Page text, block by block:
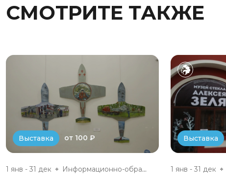
СМОТРИТЕ ТАКЖЕ
Выставка от 100 ₽
1 янв - 31 дек Информационно-образовательный...
Выставка
1 янв - 31 дек